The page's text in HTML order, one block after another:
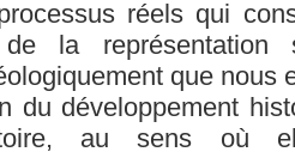
réels qui
la représentation
que nous
du développement
au sens où